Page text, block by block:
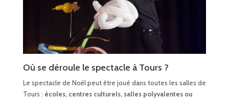
Où se déroule le spectacle à Tours ?
Le spectacle de Noël peut être joué dans toutes les salles de
Tours : écoles, centres culturels, salles polyvalentes ou